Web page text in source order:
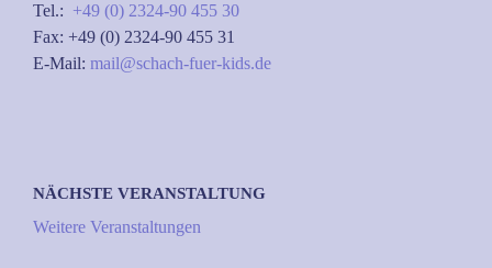
Tel.: +49 (0) 2324-90 455 30
Fax: +49 (0) 2324-90 455 31
E-Mail: mail@schach-fuer-kids.de
NÄCHSTE VERANSTALTUNG
Weitere Veranstaltungen